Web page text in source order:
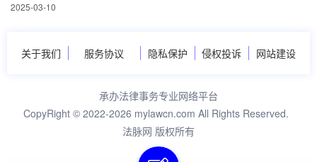
2025-03-10
关于我们 服务协议 隐私保护 侵权投诉 网站建设
承办法律事务专业网络平台
CopyRight © 2022-2026 mylawcn.com All Rights Reserved.
法脉网 版权所有